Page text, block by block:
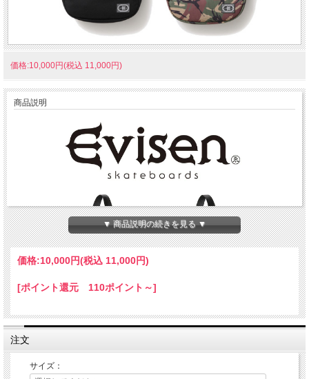
価格:10,000円(税込 11,000円)
商品説明
▼ 商品説明の続きを見る ▼
価格:10,000円(税込 11,000円)
[ポイント還元 110ポイント～]
注文
サイズ：